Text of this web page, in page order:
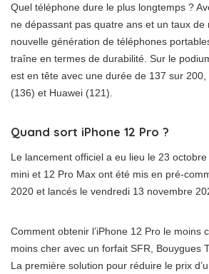
Quel téléphone dure le plus longtemps ?
ne dépassant pas quatre ans et un taux de
nouvelle génération de téléphones
traîne en termes de durabilité. Sur le
est en tête avec une durée de 137 sur 200,
(136) et Huawei (121).
Quand sort iPhone 12 Pro ?
Le lancement officiel a eu lieu le 23
mini et 12 Pro Max ont été mis en pré-
2020 et lancés le vendredi 13 novembre
Comment obtenir l’iPhone 12 Pro le moins
moins cher avec un forfait SFR, Bouygues
La première solution pour réduire le prix